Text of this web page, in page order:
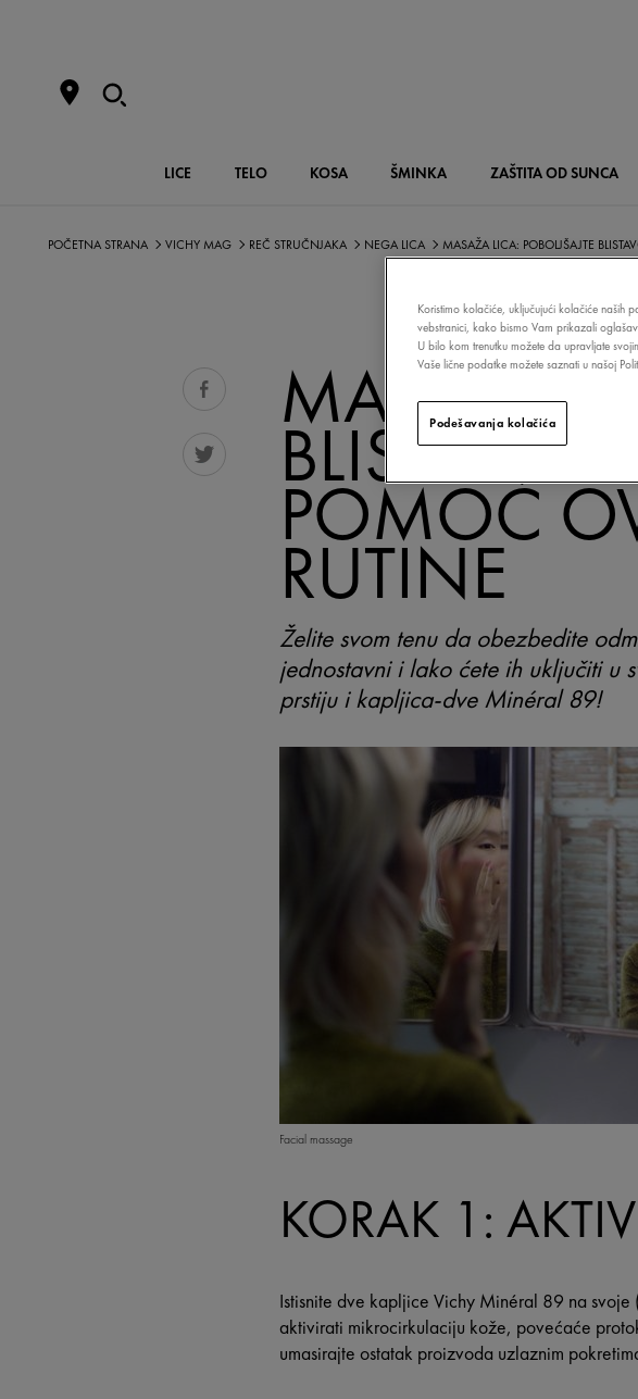
LICE TELO KOSA ŠMINKA ZAŠTITA OD SUNCA
POČETNA STRANA VICHY MAG REČ STRUČNJAKA NEGA LICA MASAŽA LICA: POBOLJŠAJTE
MASAŽA
POMOĆ
RUTINE
Želite svom tenu da obezbedite
jednostavni i lako ćete ih uključiti u
prstiju i kapljica-dve Minéral 89!
Facial massage
KORAK 1:
Istisnite dve kapljice Vichy Minéral 89 na
aktivirati mikrocirkulaciju kože, povećaće
umasirajte ostatak proizvoda uzlaznim
Koristimo kolačiće, uključujući kolačiće naših
vebstranici, kako bismo Vam prikazali
U bilo kom trenutku možete da upravljate
Vaše lične podatke možete saznati u našoj
Podešavanja kolačića